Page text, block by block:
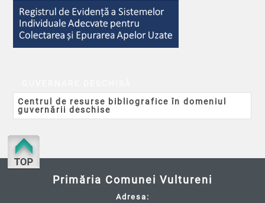
Centrul de resurse bibliografice în domeniul
guvernării deschise
Primăria Comunei Vultureni
Adresa: